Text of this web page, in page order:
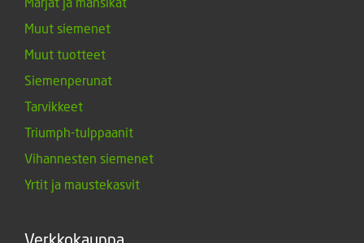
Muut siemenet
Muut tuotteet
Siemenperunat
Tarvikkeet
Triumph-tulppaanit
Vihannesten siemenet
Yrtit ja maustekasvit
Verkkokauppa